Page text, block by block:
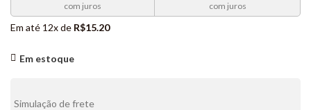
com juros com juros
Em até 12x de R$15.20
Em estoque
Simulação de frete